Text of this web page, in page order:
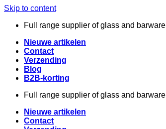
Skip to content
Full range supplier of glass and barware
Nieuwe artikelen
Contact
Verzending
Blog
B2B-korting
Full range supplier of glass and barware
Nieuwe artikelen
Contact